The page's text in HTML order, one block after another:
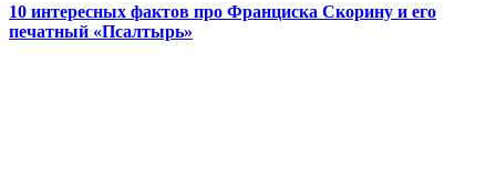
10 интересных фактов про Франциска Скорину и его
печатный «Псалтырь»